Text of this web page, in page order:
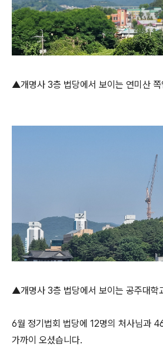
▲개명사 3층 법당에서 보이는 연미산 쪽
▲개명사 3층 법당에서 보이는 공주대학
6월 정기법회 법당에 12명의 처사님과
가까이 오셨습니다.